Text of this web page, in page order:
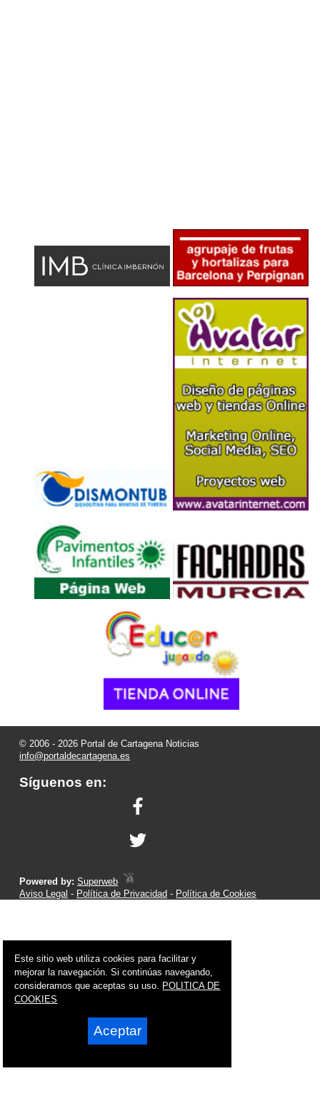
© 2006 - 2026 Portal de Cartagena Noticias
info@portaldecartagena.es
Síguenos en:
Powered by:Superweb
Aviso Legal - Política de Privacidad - Política de Cookies
Este sitio web utiliza cookies para facilitar y
mejorar la navegación. Si continúas navegando,
consideramos que aceptas su uso. POLITICA DE
COOKIES
Aceptar